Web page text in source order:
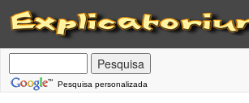
Pesquisa personalizada